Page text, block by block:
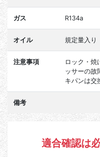
ガス R134a
オイル 規定量入り
注意事項
ロック・焼
ッサーの故
キパンは交
備考
適合確認は